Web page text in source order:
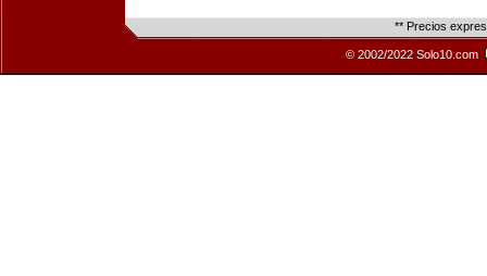
** Precios
© 2002/2022 Solo10.com